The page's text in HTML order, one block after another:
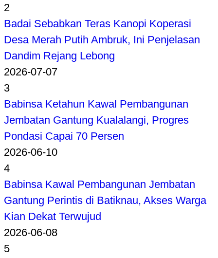
2
Badai Sebabkan Teras Kanopi Koperasi
Desa Merah Putih Ambruk, Ini Penjelasan
Dandim Rejang Lebong
2026-07-07
3
Babinsa Ketahun Kawal Pembangunan
Jembatan Gantung Kualalangi, Progres
Pondasi Capai 70 Persen
2026-06-10
4
Babinsa Kawal Pembangunan Jembatan
Gantung Perintis di Batiknau, Akses Warga
Kian Dekat Terwujud
2026-06-08
5